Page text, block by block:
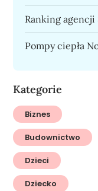
Ranking agencji
Pompy ciepła
Kategorie
Biznes
Budownictwo
Dzieci
Dziecko